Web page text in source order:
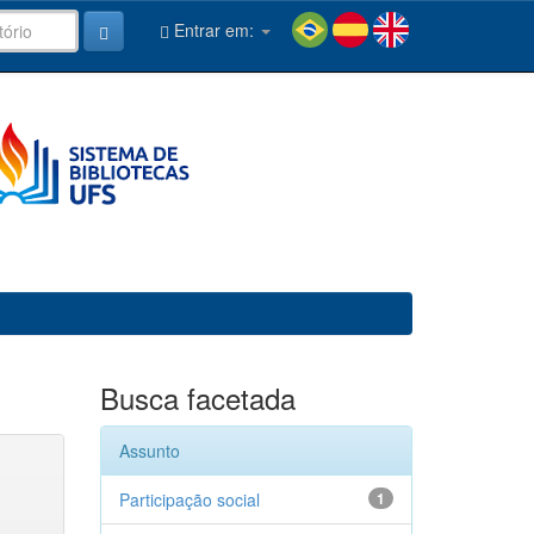
Entrar em:
Busca facetada
Assunto
1
Participação social